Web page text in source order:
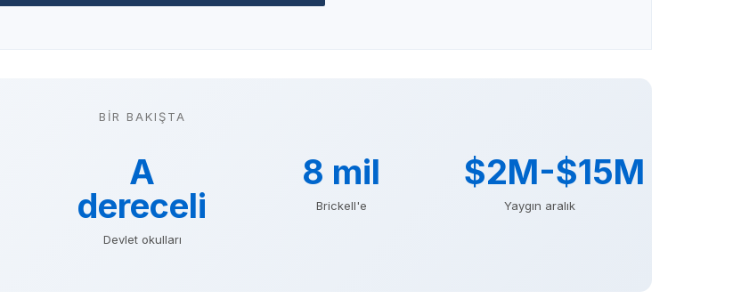
BIR BAKIŞTA
A
dereceli
Devlet okulları
8 mil
Brickell'e
$2M-$15M
Yaygın aralık